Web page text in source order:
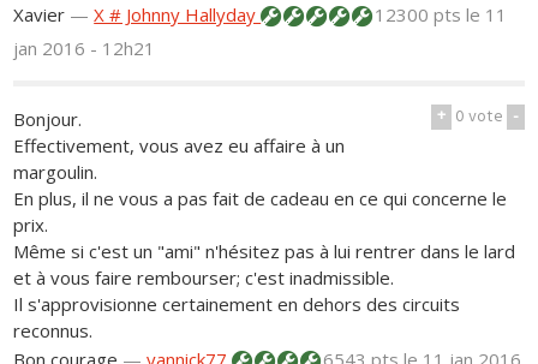
Xavier —X # Johnny Hallyday 12300 ptsle 11
jan 2016 - 12h21
+ 0vote -
Bonjour.
Effectivement, vous avez eu affaire à un
margoulin.
En plus, il ne vous a pas fait de cadeau en ce qui concerne le
prix.
Même si c'est un "ami" n'hésitez pas à lui rentrer dans le lard
et à vous faire rembourser; c'est inadmissible.
Il s'approvisionne certainement en dehors des circuits
reconnus.